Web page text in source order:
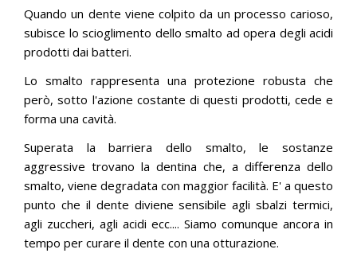
Quando un dente viene colpito da un processo carioso,
subisce lo scioglimento dello smalto ad opera degli acidi
prodotti dai batteri.
Lo smalto rappresenta una protezione robusta che
però, sotto l'azione costante di questi prodotti, cede e
forma una cavità.
Superata la barriera dello smalto, le sostanze
aggressive trovano la dentina che, a differenza dello
smalto, viene degradata con maggior facilità. E' a questo
punto che il dente diviene sensibile agli sbalzi termici,
agli zuccheri, agli acidi ecc.... Siamo comunque ancora in
tempo per curare il dente con una otturazione.